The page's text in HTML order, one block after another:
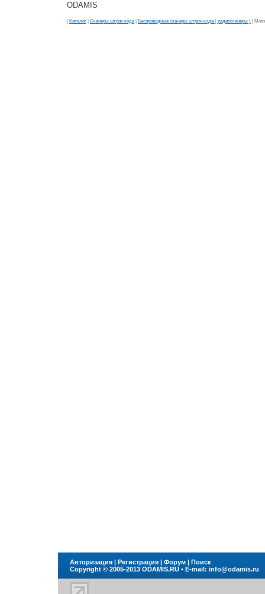
ODAMIS
Каталог Сканеры штрих кода| Беспроводные сканеры штрих-кода ( радиосканеры ) |
Авторизация | Регистрация | Форум | Поиск
Copyright © 2005-2013 ODAMIS.RU • E-mail: info@odamis.ru